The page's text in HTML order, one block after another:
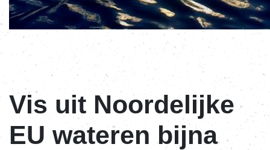
Vis uit Noordelijke
EU wateren bijna